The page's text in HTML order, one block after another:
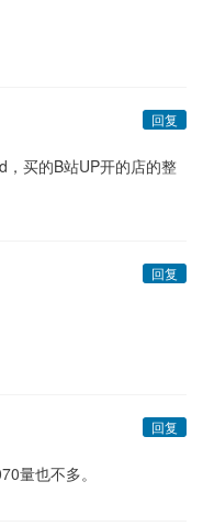
回复
买的B站UP开的店的整
回复
回复
量也不多。